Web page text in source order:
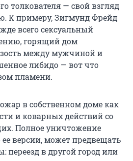
толкователя — свой взгляд
К примеру, Зигмунд Фрейд
всего сексуальный
горящий дом
между мужчиной и
либидо — вот что
пламени.
в собственном доме как
и коварных действий со
Полное уничтожение
версии, может предвещать
переезд в другой город или